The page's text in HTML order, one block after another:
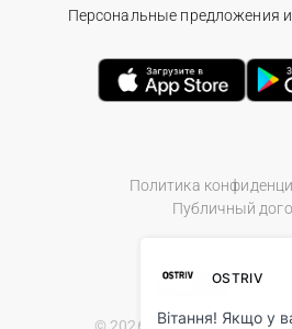
Политика
Публичный
Персональные предложения